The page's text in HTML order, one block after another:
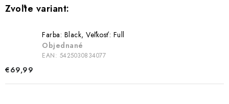
Farba: Black, Veľkosť: Full
Objednané
EAN: 5425030834077
€69,99